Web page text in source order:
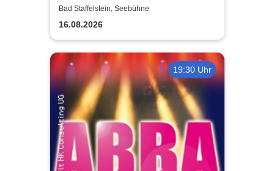
Feuerwerk der Stimmen
Bad Staffelstein, Seebühne
16.08.2026
19:30 Uhr